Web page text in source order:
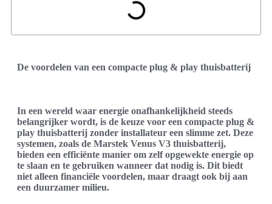
De voordelen van een compacte plug & play thuisbatterij
In een wereld waar energie onafhankelijkheid steeds
belangrijker wordt, is de keuze voor een compacte plug &
play thuisbatterij zonder installateur een slimme zet. Deze
systemen, zoals de Marstek Venus V3 thuisbatterij,
bieden een efficiënte manier om zelf opgewekte energie op
te slaan en te gebruiken wanneer dat nodig is. Dit biedt
niet alleen financiële voordelen, maar draagt ook bij aan
een duurzamer milieu.